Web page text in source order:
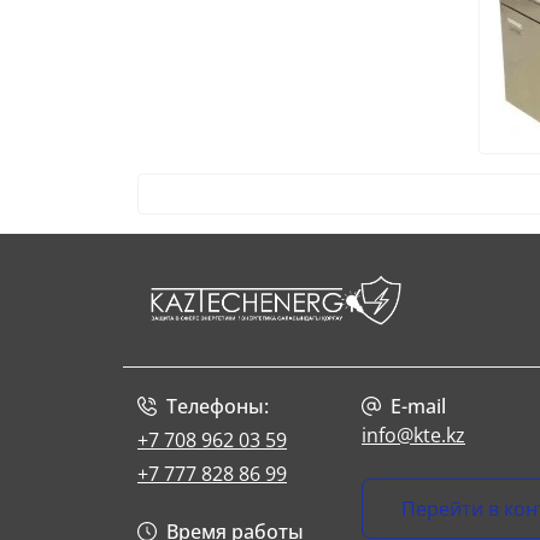
ИПБ Must
ИПБ SVC
Телефоны:
+7 708 962 03 59
+7 777 828 86 99
Время работы
E-mail
info@kte.kz
Перейти в